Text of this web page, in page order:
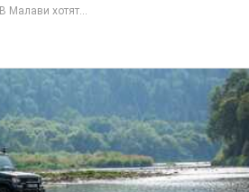
В Малави хотят...